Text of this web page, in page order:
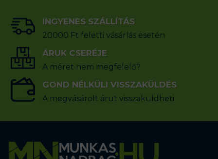
INGYENES SZÁLLÍTÁS
20000 Ft feletti vásárlás esetén
ÁRUK CSERÉJE
A méret nem megfelelő?
GOND NÉLKÜLI VISSZAKÜLDÉS
A megvásárolt árut visszaküldheti